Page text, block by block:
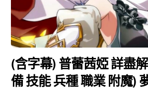
(含字幕) 普蕾茜婭 詳盡
備 技能 兵種 職業 附魔)